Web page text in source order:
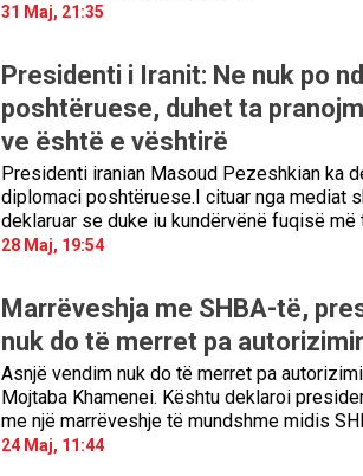
31 Maj, 21:35
Presidenti i Iranit: Ne nuk po
poshtëruese, duhet ta
ve është e vështirë
Presidenti iranian Masoud Pezeshkian ka
diplomaci poshtëruese.I cituar nga mediat
deklaruar se duke iu kundërvënë fuqisë më
28 Maj, 19:54
Marrëveshja me SHBA-të,
nuk do të merret pa
Asnjë vendim nuk do të merret pa
Mojtaba Khamenei. Kështu deklaroi
me një marrëveshje të mundshme midis
24 Maj, 11:44